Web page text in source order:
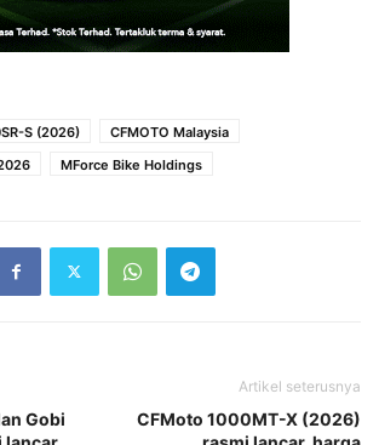
S (2026)
CFMOTO Malaysia
MForce Bike Holdings
Gobi
Artikel seterusnya
CFMoto 1000MT-X (2026)